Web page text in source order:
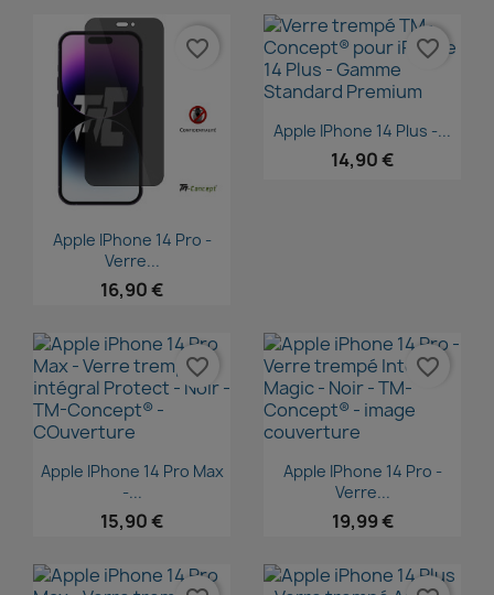
Aperçu rapide
Apple IPhone 14 Pro -
Verre...
16,90 €
favorite_border
Aperçu rapide
Apple IPhone 14 Plus -...
14,90 €
favorite_border
 Aperçu rapide
Apple IPhone 14 Pro Max
-...
15,90 €
favorite_border
Aperçu rapide
Apple IPhone 14 Pro -
Verre...
19,99 €
favorite_border